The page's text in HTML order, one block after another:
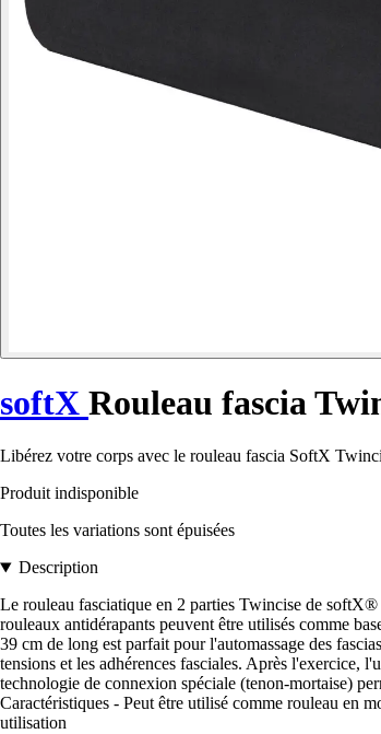
softX Rouleau fascia
Libérez votre corps avec le rouleau fascia SoftX
Produit indisponible
Toutes les variations sont épuisées
Description
Le rouleau fasciatique en 2 parties Twincise de softX®
rouleaux antidérapants peuvent être utilisés comme
39 cm de long est parfait pour l'automassage des
tensions et les adhérences fasciales. Après l'exercice,
technologie de connexion spéciale (tenon-mortaise)
Caractéristiques - Peut être utilisé comme rouleau en
utilisation